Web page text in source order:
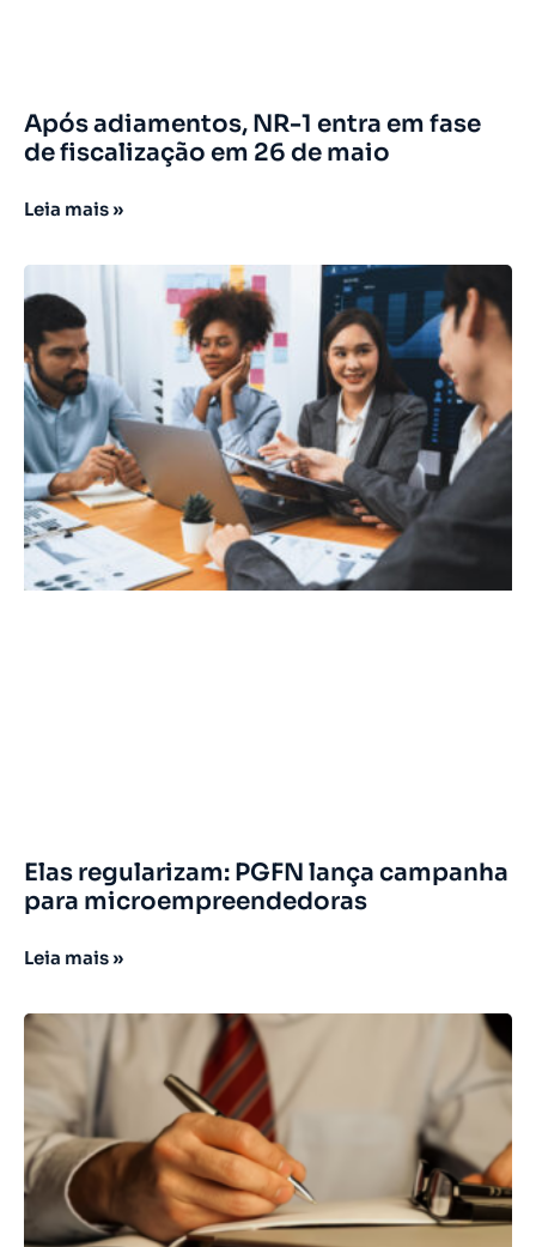
Após adiamentos, NR-1 entra em fase
de fiscalização em 26 de maio
Leia mais »
Elas regularizam: PGFN lança campanha
para microempreendedoras
Leia mais »